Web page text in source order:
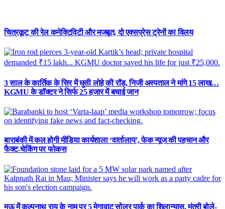
चित्रकूट की रेल कनेक्टिविटी और मजबूत, दो एक्सप्रेस ट्रेनों का विलय
3 साल के कार्तिक के सिर में घुसी लोहे की रॉड, निजी अस्पताल ने मांगे 15 लाख…
KGMU के डॉक्टर ने सिर्फ 25 हजार में बचाई जान
बाराबंकी में कल होगी मीडिया कार्यशाला ‘वार्तालाप’, फेक न्यूज की पहचान और
फैक्ट-चेकिंग पर फोकस
मऊ में कल्पनाथ राय के नाम पर 5 मेगावाट सोलर पार्क का शिलान्यास, मंत्री बोले-